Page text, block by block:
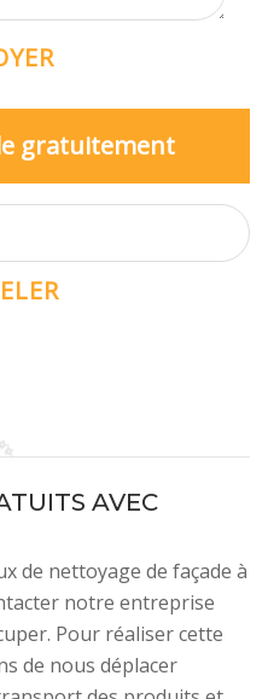
gratuitement
AVEC
de nettoyage de façade à
notre entreprise
Pour réaliser cette
de nous déplacer